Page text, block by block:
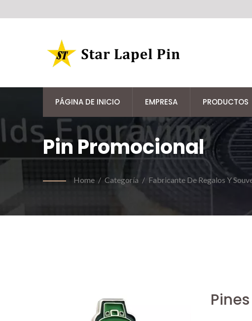
PÁGINA DE INICIO EMPRESA PRODUCTOS
Pin Promocional
Home / Categoría / Fabricante De Regalos Y